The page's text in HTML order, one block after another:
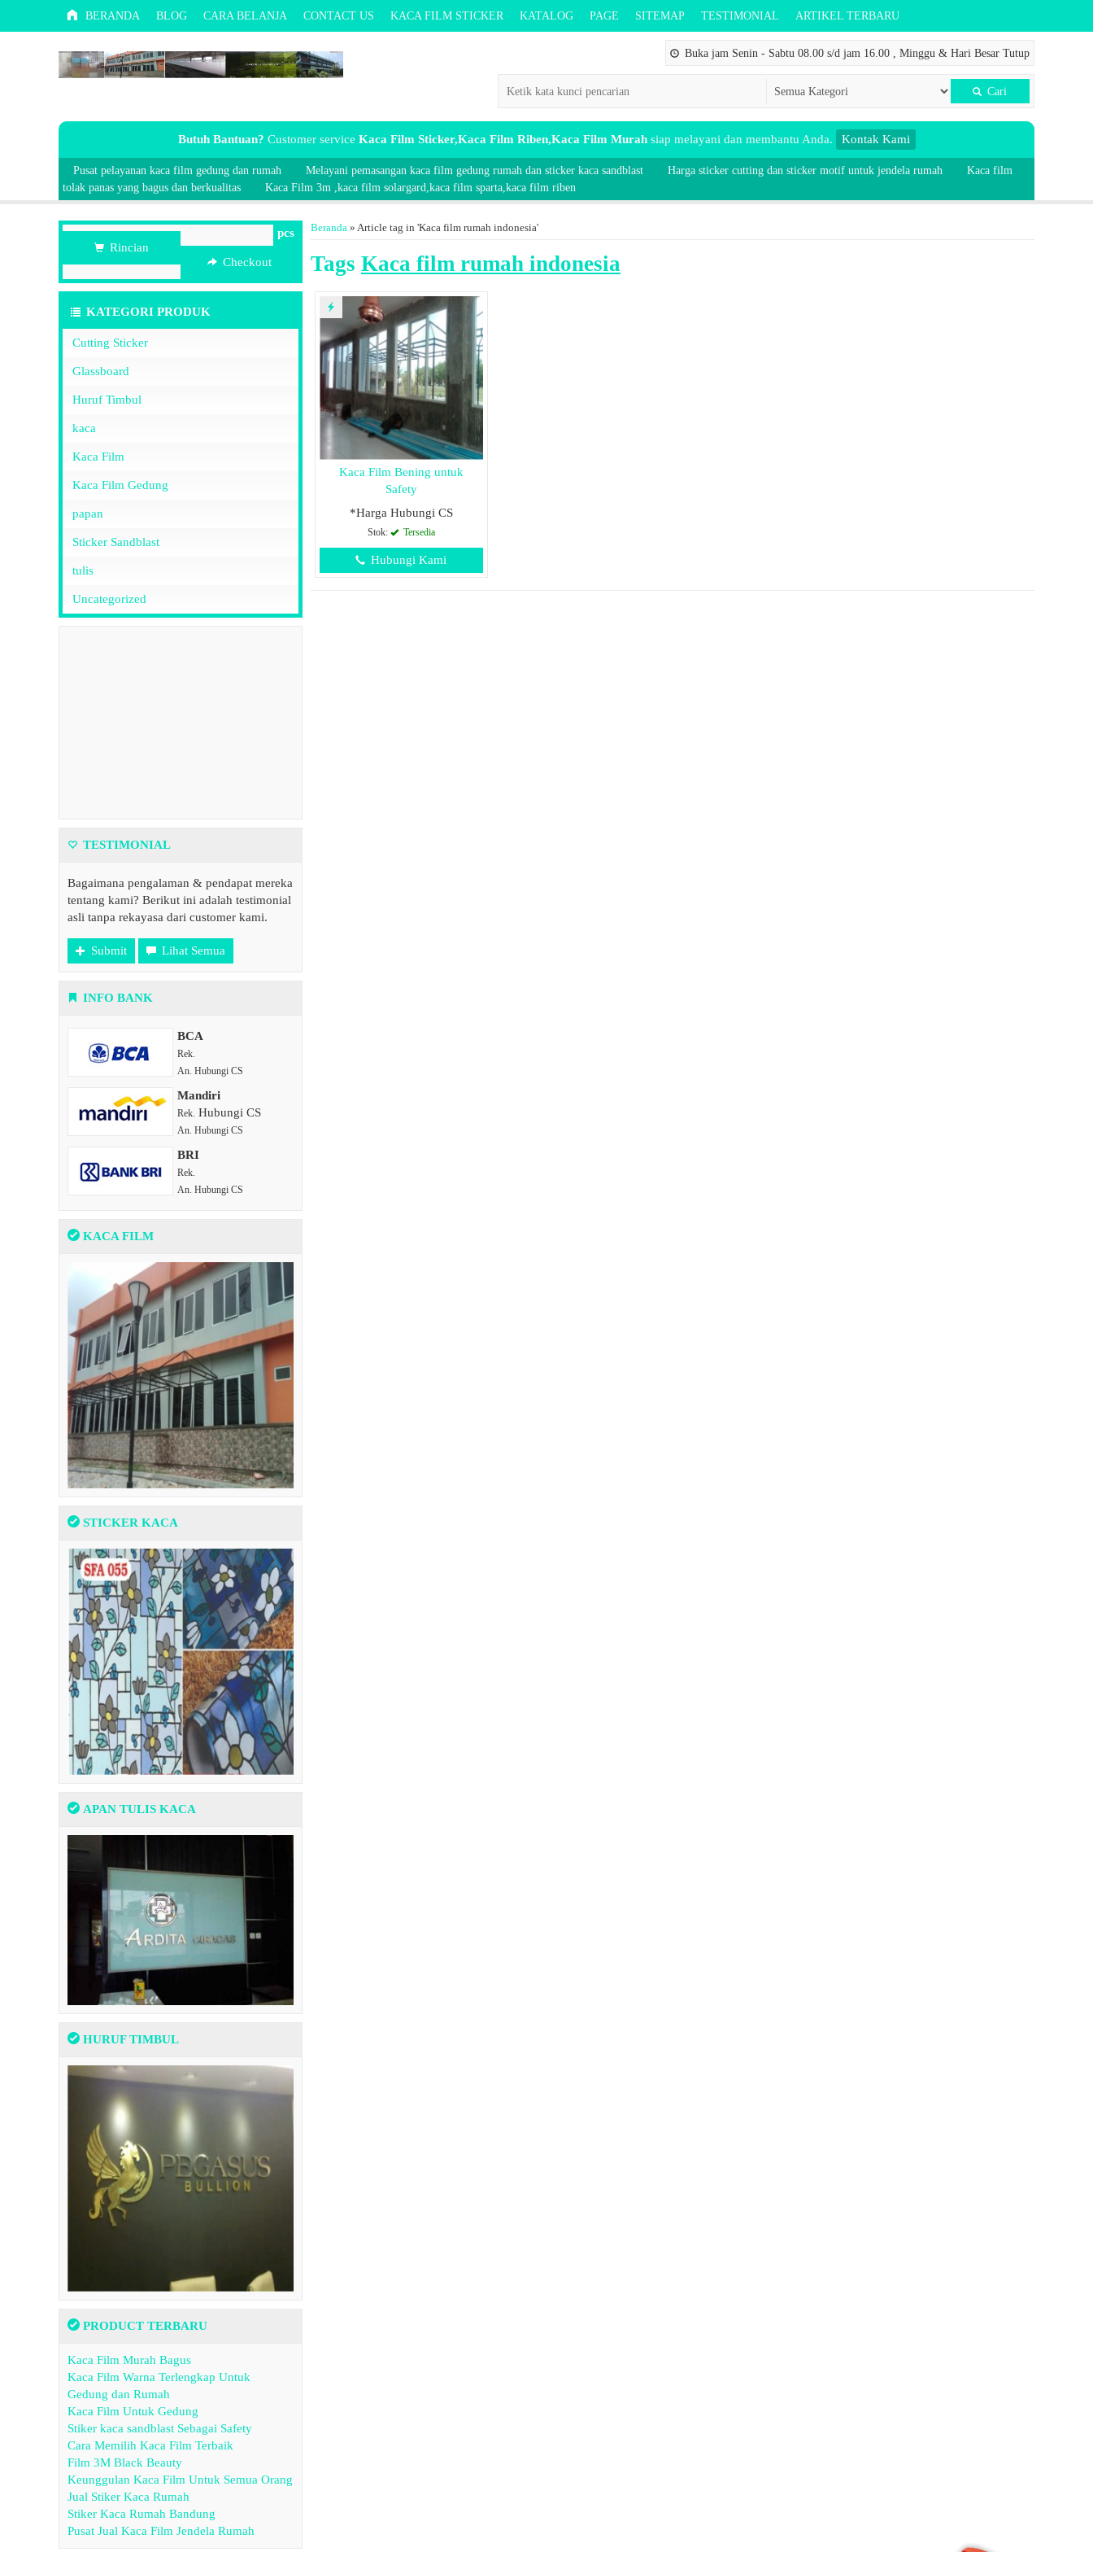
BERANDA BLOG CARA BELANJA CONTACT US KACA FILM STICKER KATALOG PAGE SITEMAP TESTIMONIAL ARTIKEL TERBARU
Buka jam Senin - Sabtu 08.00 s/d jam 16.00 , Minggu & Hari Besar Tutup
Cari
Butuh Bantuan? Customer service Kaca Film Sticker,Kaca Film Riben,Kaca Film Murahsiap melayani dan membantu Anda. Kontak Kami
Pusat pelayanan kaca film gedung dan rumah Melayani pemasangan kaca film gedung rumah dan sticker kaca sandblast Harga sticker cutting dan sticker motif untuk jendela rumah
Kaca film
tolak panas yang bagus dan berkualitas
Kaca Film 3m ,kaca film solargard,kaca film sparta,kaca film riben
Beranda » Article tag in 'Kaca film rumah indonesia'
Tags Kaca film rumah indonesia
Kaca Film Bening untuk
Safety
*Harga Hubungi CS
Stok: Tersedia
Hubungi Kami
pcs
Rincian
Checkout
KATEGORI PRODUK
Cutting Sticker
Glassboard
Huruf Timbul
kaca
Kaca Film
Kaca Film Gedung
papan
Sticker Sandblast
tulis
Uncategorized
TESTIMONIAL
Bagaimana pengalaman & pendapat mereka
tentang kami? Berikut ini adalah testimonial
asli tanpa rekayasa dari customer kami.
Submit Lihat Semua
INFO BANK
BCA
Rek.
An. Hubungi CS
Mandiri
Rek. Hubungi CS
An. Hubungi CS
BRI
Rek.
An. Hubungi CS
KACA FILM
STICKER KACA
APAN TULIS KACA
HURUF TIMBUL
PRODUCT TERBARU
Kaca Film Murah Bagus
Kaca Film Warna Terlengkap Untuk
Gedung dan Rumah
Kaca Film Untuk Gedung
Stiker kaca sandblast Sebagai Safety
Cara Memilih Kaca Film Terbaik
Film 3M Black Beauty
Keunggulan Kaca Film Untuk Semua Orang
Jual Stiker Kaca Rumah
Stiker Kaca Rumah Bandung
Pusat Jual Kaca Film Jendela Rumah